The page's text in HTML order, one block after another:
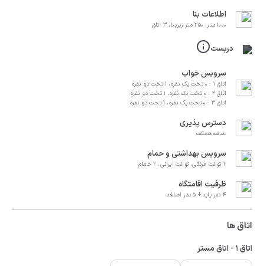
اطلاعات بنا
1000 متر، 250 متر زیربنا، 3 اتاق
دربست
سرویس خواب
اتاق 1 : 0 تخت یک نفره، 1 تخت دو نفره
اتاق 2 : 0 تخت یک نفره، 1 تخت دو نفره
اتاق 3 : 0 تخت یک نفره، 1 تخت دو نفره
دسترس پذیری
طبقه همکف
سرویس بهداشتی و حمام
2 توالت فرنگی، توالت ایرانی، 2 حمام
ظرفیت اقامتگاه
4 نفر پایه + 5 نفر اضافه
اتاق ها
اتاق 1 - اتاق مستر